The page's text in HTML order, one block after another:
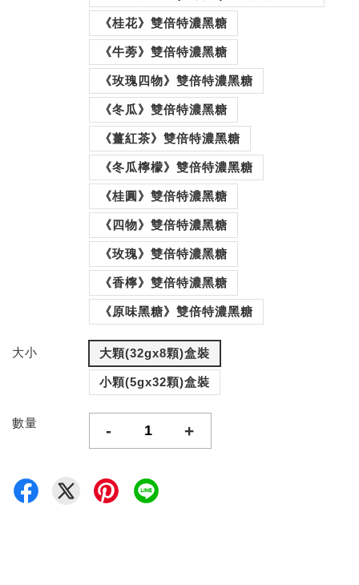
《桂花》雙倍特濃黑糖
《牛蒡》雙倍特濃黑糖
《玫瑰四物》雙倍特濃黑糖
《冬瓜》雙倍特濃黑糖
《薑紅茶》雙倍特濃黑糖
《冬瓜檸檬》雙倍特濃黑糖
《桂圓》雙倍特濃黑糖
《四物》雙倍特濃黑糖
《玫瑰》雙倍特濃黑糖
《香檸》雙倍特濃黑糖
《原味黑糖》雙倍特濃黑糖
大小 大顆(32gx8顆)盒裝
小顆(5gx32顆)盒裝
數量 - +